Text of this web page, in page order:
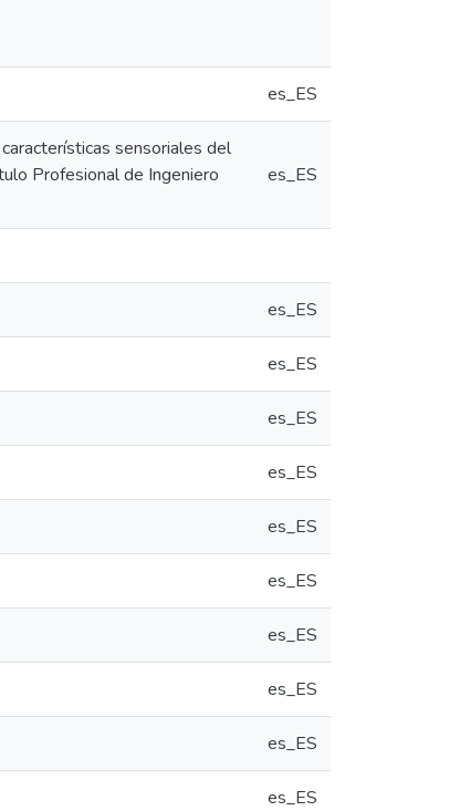
es_ES
sensoriales del
Profesional de Ingeniero
es_ES
es_ES
es_ES
es_ES
es_ES
es_ES
es_ES
es_ES
es_ES
es_ES
es_ES